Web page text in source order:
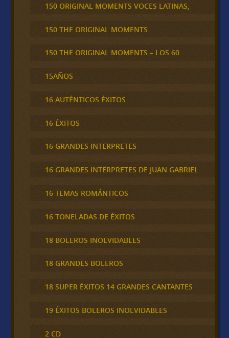
150 ORIGINAL MOMENTS VOCES LATINAS,
150 THE ORIGINAL MOMENTS
150 THE ORIGINAL MOMENTS – LOS 60
15AÑOS
16 AUTÉNTICOS ÉXITOS
16 ÉXITOS
16 GRANDES INTERPRETES
16 GRANDES INTERPRETES DE JUAN GABRIEL
16 TEMAS ROMÁNTICOS
16 TONELADAS DE ÉXITOS
18 BOLEROS INOLVIDABLES
18 GRANDES BOLEROS
18 SUPER ÉXITOS 14 GRANDES CANTANTES
19 ÉXITOS BOLEROS INOLVIDABLES
2 CD